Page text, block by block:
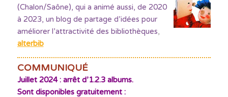
(Chalon/Saône), qui a animé aussi, de 2020
à 2023, un blog de partage d’idées pour
améliorer l’attractivité des bibliothèques,
alterbib
COMMUNIQUÉ
Juillet 2024 : arrêt d’1.2.3 albums.
Sont disponibles gratuitement :